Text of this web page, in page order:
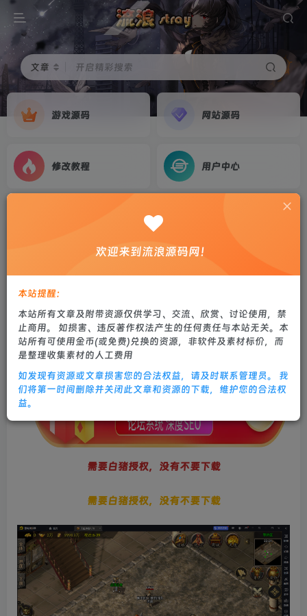
文章 开启精彩搜索
游戏源码 网站源码
修改教程 用户中心
端+披风+天赋+双端+教程
2年前更新
0 632 26
需要白猪授权，没有不要下载
需要白猪授权，没有不要下载
欢迎来到流浪源码网！
本站提醒：
本站所有文章及附带资源仅供学习、交流、欣赏、讨论使用，禁
止商用。 如损害、违反著作权法产生的任何责任与本站无关。本
站所有可使用金币(或免费)兑换的资源，非软件及素材标价，而
是整理收集素材的人工费用
如发现有资源或文章损害您的合法权益，请及时联系管理员。 我
们将第一时间删除并关闭此文章和资源的下载，维护您的合法权
益。